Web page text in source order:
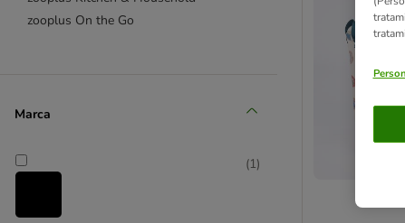
zooplus On the Go
Marca
(1)